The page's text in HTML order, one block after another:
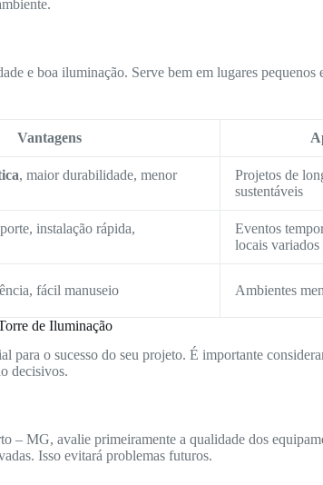
e boa iluminação. Serve bem em lugares pequenos
Vantagens
, maior durabilidade, menor
Projetos de
sustentáveis
instalação rápida,
Eventos
locais variados
fácil manuseio Ambientes
de Iluminação
para o sucesso do seu projeto. É importante
decisivos.
– MG, avalie primeiramente a qualidade dos
Isso evitará problemas futuros.